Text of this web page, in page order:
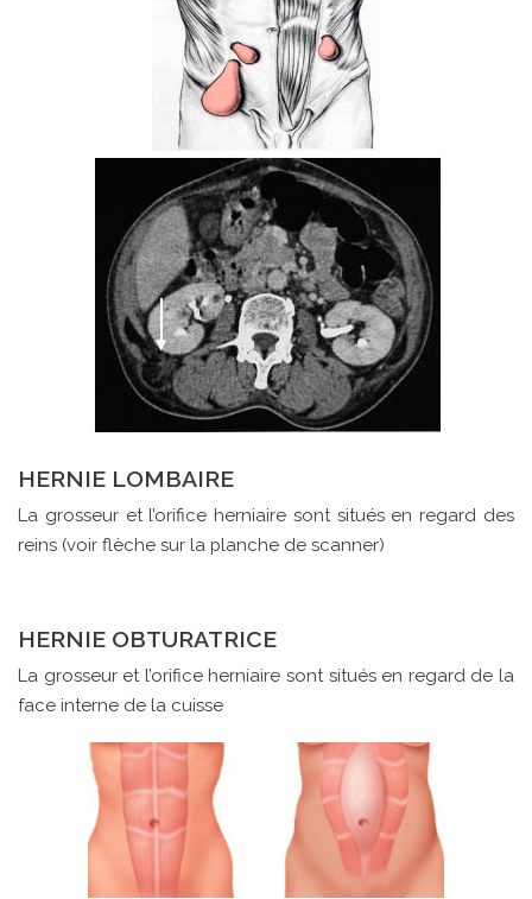
HERNIE LOMBAIRE
La grosseur et l’orifice herniaire sont situés en regard des
reins (voir flèche sur la planche de scanner)
HERNIE OBTURATRICE
La grosseur et l’orifice herniaire sont situés en regard de la
face interne de la cuisse